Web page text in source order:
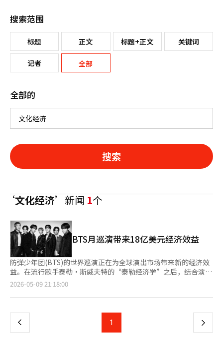
搜索范围
标题 正文 标题+正文 关键词
记者 全部
全部的
搜索
‘文化经济’新闻1个
BTS月巡演带来18亿美元经济效益
防弹少年团(BTS)的世界巡演正在为全球演出市场带来新的经济效
益。在流行歌手泰勒·斯威夫特的“泰勒经济学”之后，结合演出
与旅游住宿交通消费的“BTS经济学”正在逐步显现。 HYBE于9
郎”。此次巡演是BTS在全面活动恢复后进行的大型全球巡演，涵
世界巡演的总收益将达到约18亿美元，折合韩元约为2万7000亿。
2026-05-09 21:18:00
上
页
1 下